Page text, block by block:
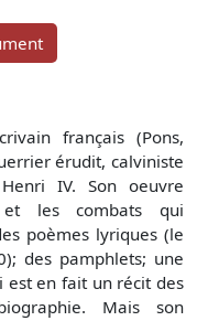
français (Pons,
érudit, calviniste
IV. Son oeuvre
les combats qui
poèmes lyriques (le
des pamphlets; une
est en fait un récit des
Mais son